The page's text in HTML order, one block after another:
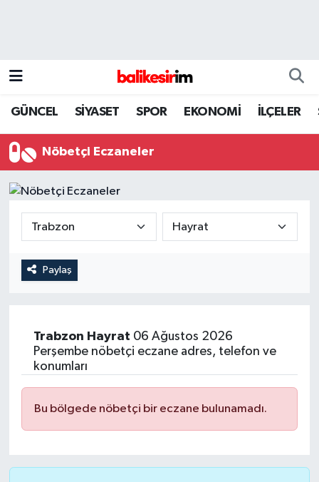
GÜNCEL SİYASET SPOR EKONOMİ İLÇELER
Nöbetçi Eczaneler
Paylaş
Trabzon Hayrat 06 Ağustos 2026
Perşembe nöbetçi eczane adres, telefon ve
konumları
Bu bölgede nöbetçi bir eczane bulunamadı.